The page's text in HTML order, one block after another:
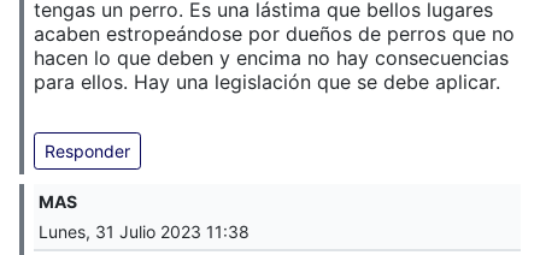
tengas un perro. Es una lástima que bellos lugares
acaben estropeándose por dueños de perros que no
hacen lo que deben y encima no hay consecuencias
para ellos. Hay una legislación que se debe aplicar.
Responder
MAS
Lunes, 31 Julio 2023 11:38